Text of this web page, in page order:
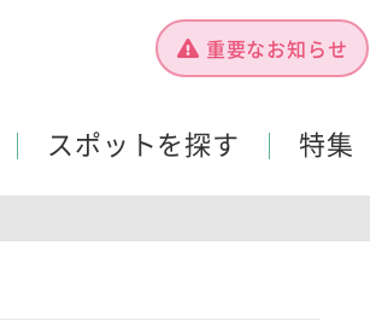
重要なお知らせ
スポットを探す 特集